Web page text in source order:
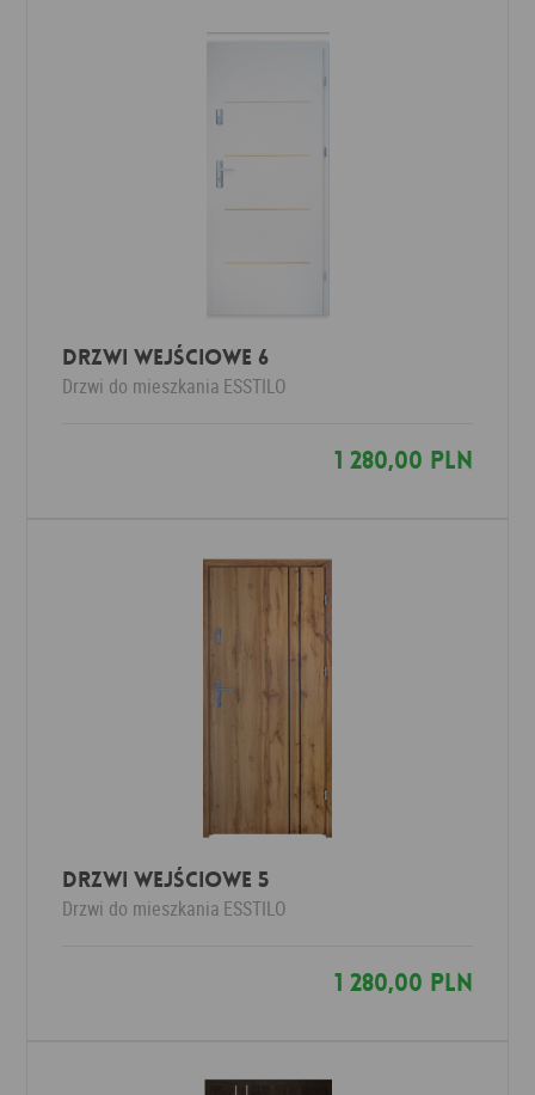
Drzwi wejściowe 6
Drzwi do mieszkania ESSTILO
1 280,00 PLN
Drzwi wejściowe 5
Drzwi do mieszkania ESSTILO
1 280,00 PLN